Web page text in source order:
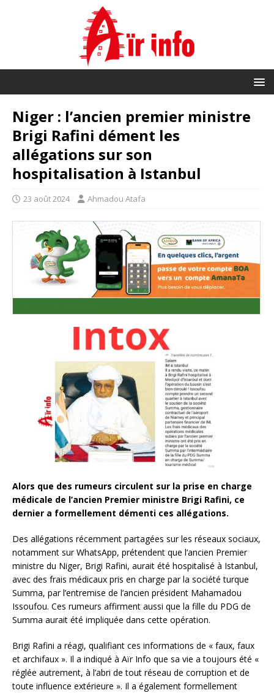
Niger : l’ancien premier ministre
Brigi Rafini dément les
allégations sur son
hospitalisation à Istanbul
23 août 2024 Ahmadou Atafa
Alors que des rumeurs circulent sur la prise en charge
médicale de l’ancien Premier ministre Brigi Rafini, ce
dernier a formellement démenti ces allégations.
Des allégations récemment partagées sur les réseaux sociaux,
notamment sur WhatsApp, prétendent que l’ancien Premier
ministre du Niger, Brigi Rafini, aurait été hospitalisé à Istanbul,
avec des frais médicaux pris en charge par la société turque
Summa, par l’entremise de l’ancien président Mahamadou
Issoufou. Ces rumeurs affirment aussi que la fille du PDG de
Summa aurait été impliquée dans cette opération.
Brigi Rafini a réagi, qualifiant ces informations de « faux, faux
et archifaux ». Il a indiqué à Aïr Info que sa vie a toujours été «
réglée autrement, à l’abri de tout réseau de corruption et de
toute influence extérieure ». Il a également formellement